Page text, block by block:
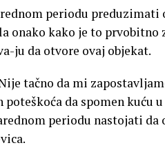
periodu preduzimati
onako kako je to prvobitno
ju da otvore ovaj objekat.
tačno da mi
da spomen kuću
periodu nastojati